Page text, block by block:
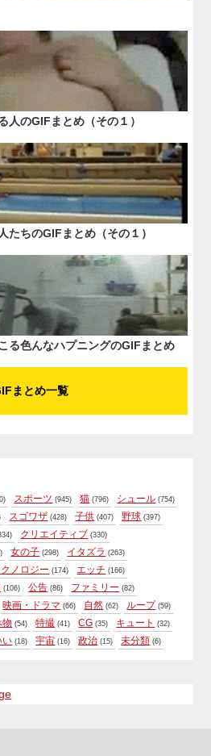
人のGIFまとめ（その１）
たちのGIFまとめ（その１）
る色んなハプニングのGIFまとめ
まとめ一覧
スポーツ (945) 猫 (796) シュール (754)
スゴワザ (428) 子供 (407) 野球 (397)
クリエイティブ (330)
女の子 (298) イタズラ (263)
ノロジー (174) エッチ (166)
(106) 公告 (86) ファミリー (82)
映画・ドラマ (66) 自然 (62) ループ (59)
物 (54) 特撮 (41) CG (35) キュート (32)
い (18) 宇宙 (16) 政治 (15) 未分類 (6)